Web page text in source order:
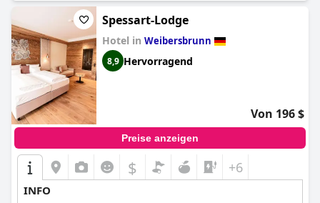
Spessart-Lodge
Hotel in Weibersbrunn
8,9 Hervorragend
Von 196 $
Preise anzeigen
$ +6
INFO